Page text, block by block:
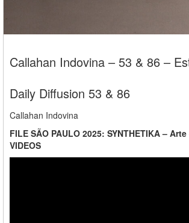
Callahan Indovina – 53 & 86 –
Daily Diffusion 53 & 86
Callahan Indovina
FILE SÃO PAULO 2025: SYNTHETIKA –
VIDEOS